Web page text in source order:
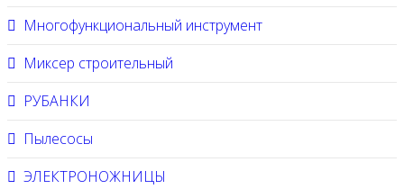
Многофункциональный инструмент
Миксер строительный
РУБАНКИ
Пылесосы
ЭЛЕКТРОНОЖНИЦЫ